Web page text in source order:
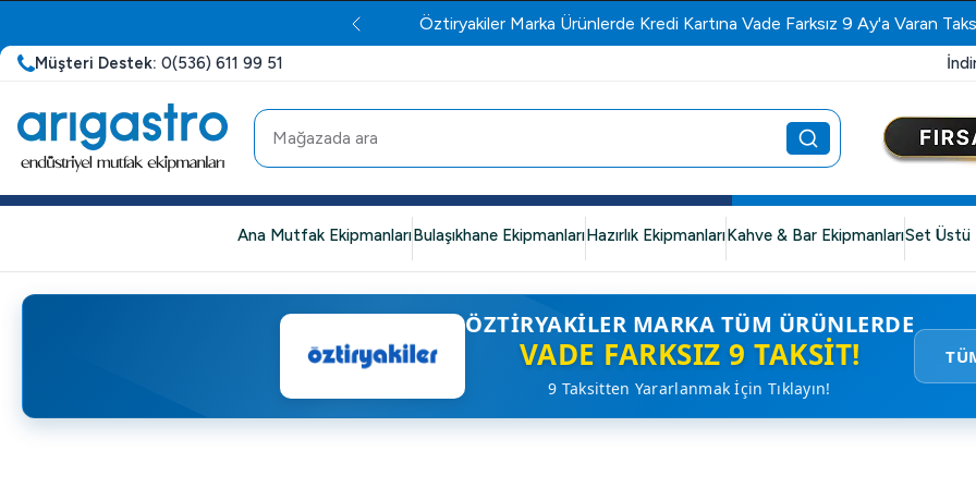
Öztiryakiler Marka Ürünlerde Kredi Kartına Vade Farksız 9 Ay'a Varan
Müşteri Destek: 0(536) 611 99 51
Ana Mutfak EkipmanlarıBulaşıkhane EkipmanlarıHazırlık EkipmanlarıKahve & Bar EkipmanlarıSet Üstü
ÖZTIRYAKILER MARKA TÜM ÜRÜNLERDE
VADE FARKSIZ 9 TAKSIT!
9 Taksitten Yararlanmak İçin Tıklayın!